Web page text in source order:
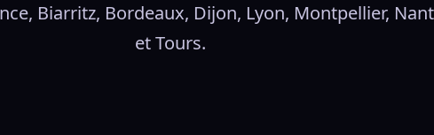
Biarritz, Bordeaux, Dijon, Lyon, Montpellier,
et Tours.